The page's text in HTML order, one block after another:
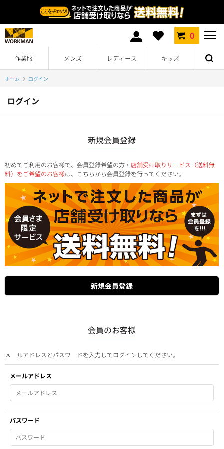
0
作業服 メンズ レディース キッズ
ホーム ログイン
ログイン
新規会員登録
初めてご利用のお客様で、会員登録希望の方・ 店舗受け取りサービス（送料無
料）をご希望のお客様は、こちらから会員登録を行ってください。
会員のお客様
メールアドレスとパスワードを入力してログインしてください。
メールアドレス
パスワード